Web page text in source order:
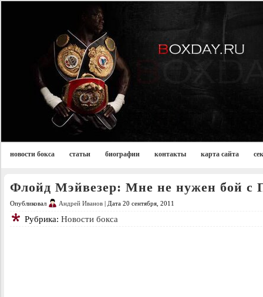
новости бокса статьи биографии контакты карта сайта
Флойд Мэйвезер: Мне не нужен бой с
Опубликовал Андрей Иванов | Дата 20 сентября, 2011
Рубрика: Новости бокса